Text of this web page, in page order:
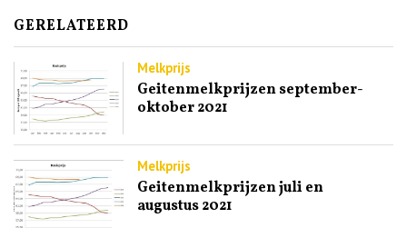
GERELATEERD
Melkprijs
Geitenmelkprijzen september-
oktober 2021
Melkprijs
Geitenmelkprijzen juli en
augustus 2021